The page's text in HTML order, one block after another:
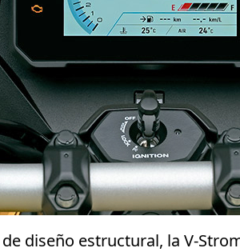
diseño estructural, la V-